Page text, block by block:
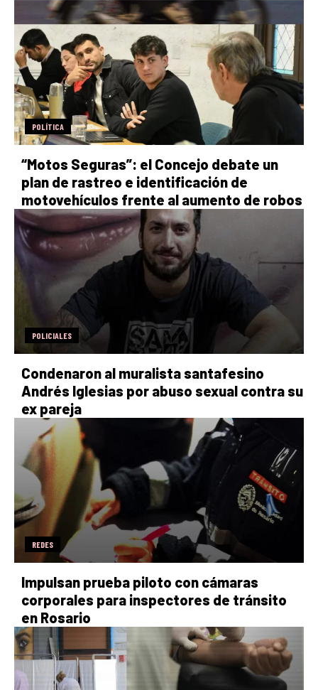
POLÍTICA
“Motos Seguras”: el Concejo debate un
plan de rastreo e identificación de
motovehículos frente al aumento de robos
POLICIALES
Condenaron al muralista santafesino
Andrés Iglesias por abuso sexual contra su
ex pareja
REDES
Impulsan prueba piloto con cámaras
corporales para inspectores de tránsito
en Rosario